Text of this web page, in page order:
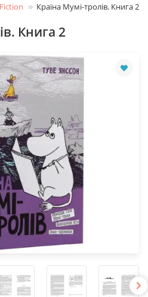
Fiction Країна Мумі-тролів. Книга 2
Книга 2